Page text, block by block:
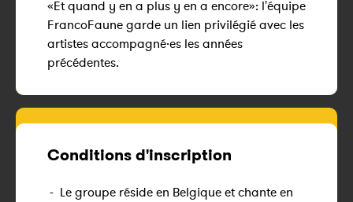
«Et quand y en a plus y en a encore»: l'équipe
FrancoFaune garde un lien privilégié avec les
artistes accompagné·es les années
précédentes.
Conditions d'inscription
- Le groupe réside en Belgique et chante en